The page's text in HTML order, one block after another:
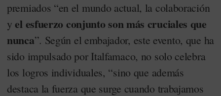
premiados “en el mundo actual, la colaboración
yel esfuerzo conjunto son más cruciales que
nunca”. Según el embajador, este evento, que ha
sido impulsado por Italfamaco, no solo celebra
los logros individuales, “sino que además
destaca la fuerza que surge cuando trabajamos